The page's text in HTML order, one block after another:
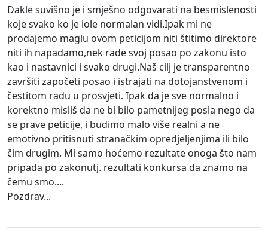
Dakle suvišno je i smješno odgovarati na besmislenosti
koje svako ko je iole normalan vidi.Ipak mi ne
prodajemo maglu ovom peticijom niti štitimo direktore
niti ih napadamo,nek rade svoj posao po zakonu isto
kao i nastavnici i svako drugi.Naš cilj je transparentno
završiti započeti posao i istrajati na dotojanstvenom i
čestitom radu u prosvjeti. Ipak da je sve normalno i
korektno misliš da ne bi bilo pametnijeg posla nego da
se prave peticije, i budimo malo više realni a ne
emotivno pritisnuti stranačkim opredjeljenjima ili bilo
čim drugim. Mi samo hoćemo rezultate onoga što nam
pripada po zakonutj. rezultati konkursa da znamo na
čemu smo....
Pozdrav...